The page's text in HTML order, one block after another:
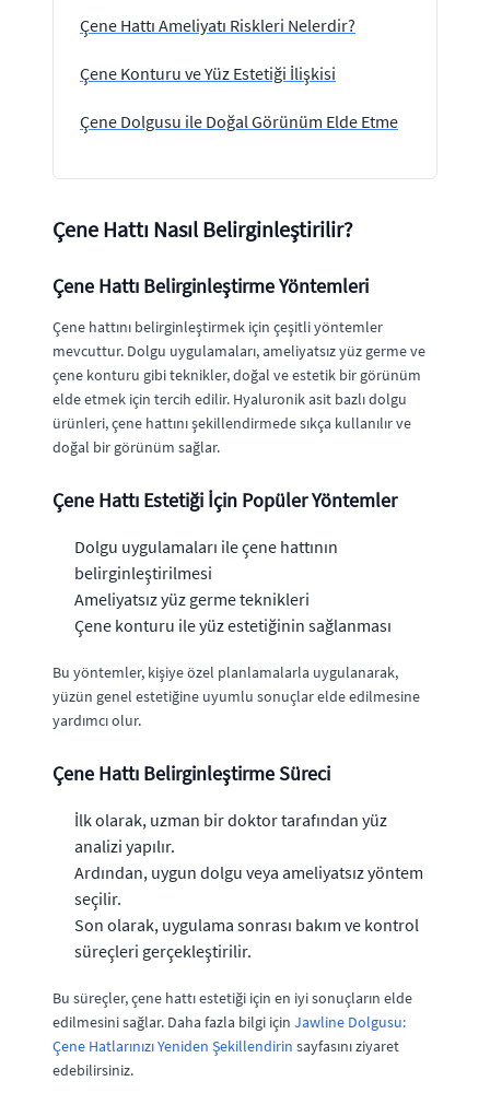
Çene Hattı Ameliyatı Riskleri Nelerdir?
Çene Konturu ve Yüz Estetiği İlişkisi
Çene Dolgusu ile Doğal Görünüm Elde Etme
Çene Hattı Nasıl Belirginleştirilir?
Çene Hattı Belirginleştirme Yöntemleri
Çene hattını belirginleştirmek için çeşitli yöntemler
mevcuttur. Dolgu uygulamaları, ameliyatsız yüz germe ve
çene konturu gibi teknikler, doğal ve estetik bir görünüm
elde etmek için tercih edilir. Hyaluronik asit bazlı dolgu
ürünleri, çene hattını şekillendirmede sıkça kullanılır ve
doğal bir görünüm sağlar.
Çene Hattı Estetiği İçin Popüler Yöntemler
Dolgu uygulamaları ile çene hattının
belirginleştirilmesi
Ameliyatsız yüz germe teknikleri
Çene konturu ile yüz estetiğinin sağlanması
Bu yöntemler, kişiye özel planlamalarla uygulanarak,
yüzün genel estetiğine uyumlu sonuçlar elde edilmesine
yardımcı olur.
Çene Hattı Belirginleştirme Süreci
İlk olarak, uzman bir doktor tarafından yüz
analizi yapılır.
Ardından, uygun dolgu veya ameliyatsız yöntem
seçilir.
Son olarak, uygulama sonrası bakım ve kontrol
süreçleri gerçekleştirilir.
Bu süreçler, çene hattı estetiği için en iyi sonuçların elde
edilmesini sağlar. Daha fazla bilgi için Jawline Dolgusu:
Çene Hatlarınızı Yeniden Şekillendirin sayfasını ziyaret
edebilirsiniz.